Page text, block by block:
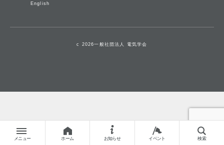
メニュー ホーム お知らせ イベント 検索
English
c 2026一般社団法人 電気学会